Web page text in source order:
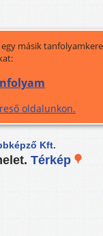
másik
oldalunkon.
Kft.
Térkép